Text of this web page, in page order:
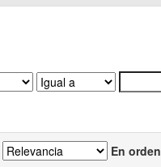
En orden